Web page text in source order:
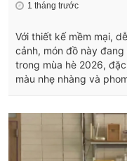
1 tháng trước
Với thiết kế mềm mại,
cảnh, món đồ này
trong mùa hè 2026,
màu nhẹ nhàng và